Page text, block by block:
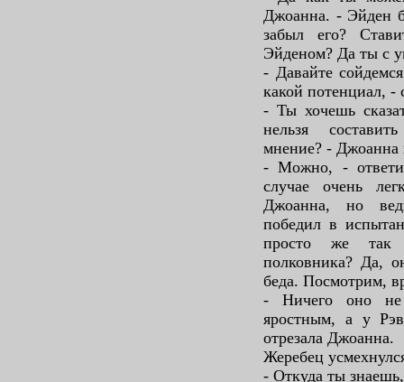
Джоанна. - Эйден
забыл его?
Эйденом? Да ты с
- Давайте
какой потенциал, -
- Ты хочешь
нельзя
мнение? - Джоанна
- Можно, -
случае очень
Джоанна, но
победил в
просто же так
полковника? Да,
беда. Посмотрим,
- Ничего оно не
яростным, а у
отрезала Джоанна.
Жеребец
- Откуда ты